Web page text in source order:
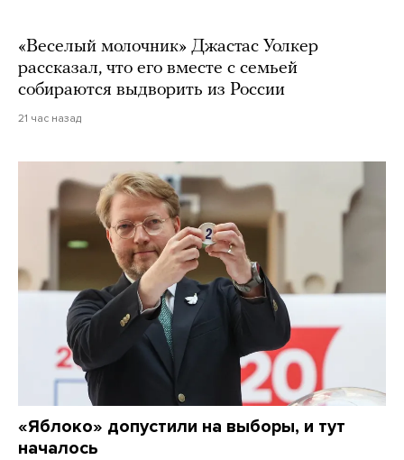
«Веселый молочник» Джастас Уолкер
рассказал, что его вместе с семьей
собираются выдворить из России
21 час назад
«Яблоко» допустили на выборы, и тут
началось